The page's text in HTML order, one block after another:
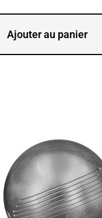
Ajouter au panier